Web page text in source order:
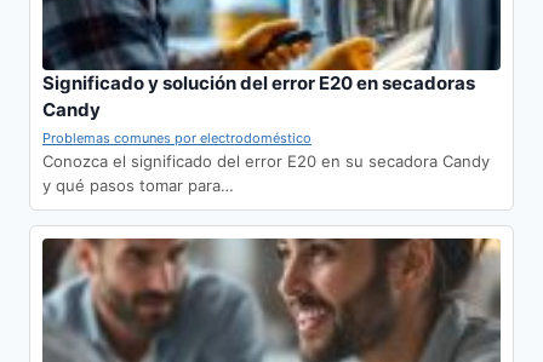
Significado y solución del error E20 en secadoras
Candy
Problemas comunes por electrodoméstico
Conozca el significado del error E20 en su secadora Candy
y qué pasos tomar para…